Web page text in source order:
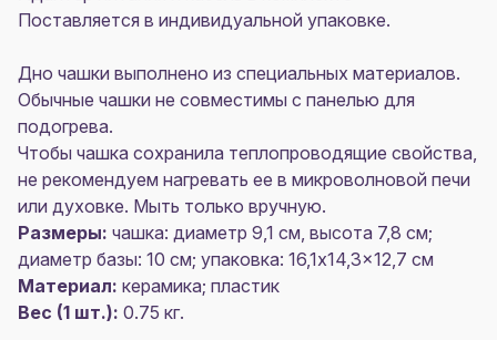
Поставляется в индивидуальной упаковке.
Дно чашки выполнено из специальных материалов.
Обычные чашки не совместимы с панелью для
подогрева.
Чтобы чашка сохранила теплопроводящие свойства,
не рекомендуем нагревать ее в микроволновой печи
или духовке. Мыть только вручную.
Размеры: чашка: диаметр 9,1 см, высота 7,8 см;
диаметр базы: 10 см; упаковка: 16,1x14,3x12,7 см
Материал: керамика; пластик
Вес (1 шт.): 0.75 кг.